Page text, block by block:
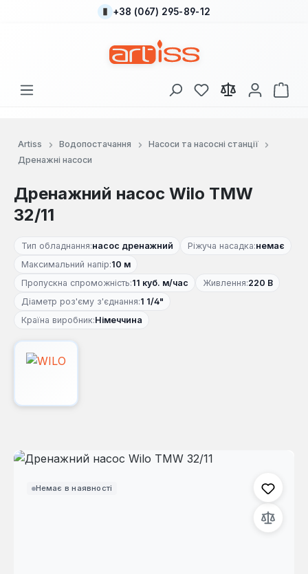
Перейти до основного вмісту
+38 (067) 295-89-12
У вас є 0 у списку
Artiss Водопостачання
Насоси та насосні станції
Дренажні насоси
Дренажний насос Wilo TМW
32/11
Тип обладнання:насос дренажний Ріжуча насадка:немає
Максимальний напір:10 м
Пропускна спроможність:11 куб. м/час Живлення:220 В
Діаметр роз'єму з'єднання:1 1/4"
Країна виробник:Німеччина
Немає в наявності
Пропустити галерею зображень